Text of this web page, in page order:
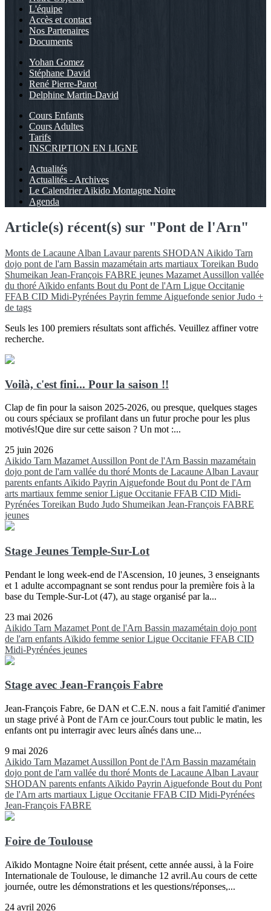
L'équipe
Accès et contact
Nos Partenaires
Documents
Yohan Gomez
Stéphane David
René Pierre-Parot
Delphine Martin-David
Cours Enfants
Cours Adultes
Tarifs
INSCRIPTION EN LIGNE
Actualités
Actualités - Archives
Le Calendrier Aikido Montagne Noire
Agenda
Article(s) récent(s) sur "Pont de l'Arn"
Monts de Lacaune Alban Lavaurparents SHODAN Aikido Tarn
dojo pont de l'arn Bassin mazamétain arts martiaux Toreikan Budo
Shumeikan Jean-François FABRE jeunes Mazamet Aussillon vallée
du thoré Aïkido enfants Bout du Pont de l'Arn Ligue Occitanie
FFAB CID Midi-Pyrénées Payrin femme Aiguefonde seniorJudo +
de tags
Seuls les 100 premiers résultats sont affichés. Veuillez affiner votre
recherche.
Voilà, c'est fini... Pour la saison !!
Clap de fin pour la saison 2025-2026, ou presque, quelques stages
ou cours spéciaux se profilant dans un futur proche pour les plus
motivés!Que dire sur cette saison ? Un mot :...
25 juin 2026
Aikido Tarn Mazamet Aussillon Pont de l'Arn Bassin mazamétain
dojo pont de l'arn vallée du thoré Monts de Lacaune Alban Lavaur
parents enfants Aïkido Payrin Aiguefonde Bout du Pont de l'Arn
arts martiaux femme seniorLigue Occitanie FFAB CID Midi-
Pyrénées Toreikan Budo Judo Shumeikan Jean-François FABRE
jeunes
Stage Jeunes Temple-Sur-Lot
Pendant le long week-end de l'Ascension, 10 jeunes, 3 enseignants
et 1 adulte accompagnant se sont rendus pour la première fois à la
base du Temple-Sur-Lot (47), au stage organisé par la...
23 mai 2026
Aikido Tarn Mazamet Pont de l'Arn Bassin mazamétain dojo pont
de l'arn enfants Aïkido femme seniorLigue Occitanie FFAB CID
Midi-Pyrénées jeunes
Stage avec Jean-François Fabre
Jean-François Fabre, 6e DAN et C.E.N. nous a fait l'amitié d'animer
un stage privé à Pont de l'Arn ce jour.Cours tout public le matin, les
enfants ont pu interragir avec leurs aînés dans une...
9 mai 2026
Aikido Tarn Mazamet Aussillon Pont de l'Arn Bassin mazamétain
dojo pont de l'arn vallée du thoré Monts de Lacaune Alban Lavaur
SHODAN parents enfants Aïkido Payrin Aiguefonde Bout du Pont
de l'Arn arts martiaux Ligue Occitanie FFAB CID Midi-Pyrénées
Jean-François FABRE
Foire de Toulouse
Aïkido Montagne Noire était présent, cette année aussi, à la Foire
Internationale de Toulouse, le dimanche 12 avril.Au cours de cette
journée, outre les démonstrations et les questions/réponses,...
24 avril 2026